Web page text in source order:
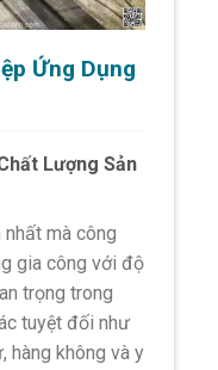
Ứng Dụng
Lượng Sản
mà công
gia công với độ
trọng trong
tuyệt đối như
hàng không và y